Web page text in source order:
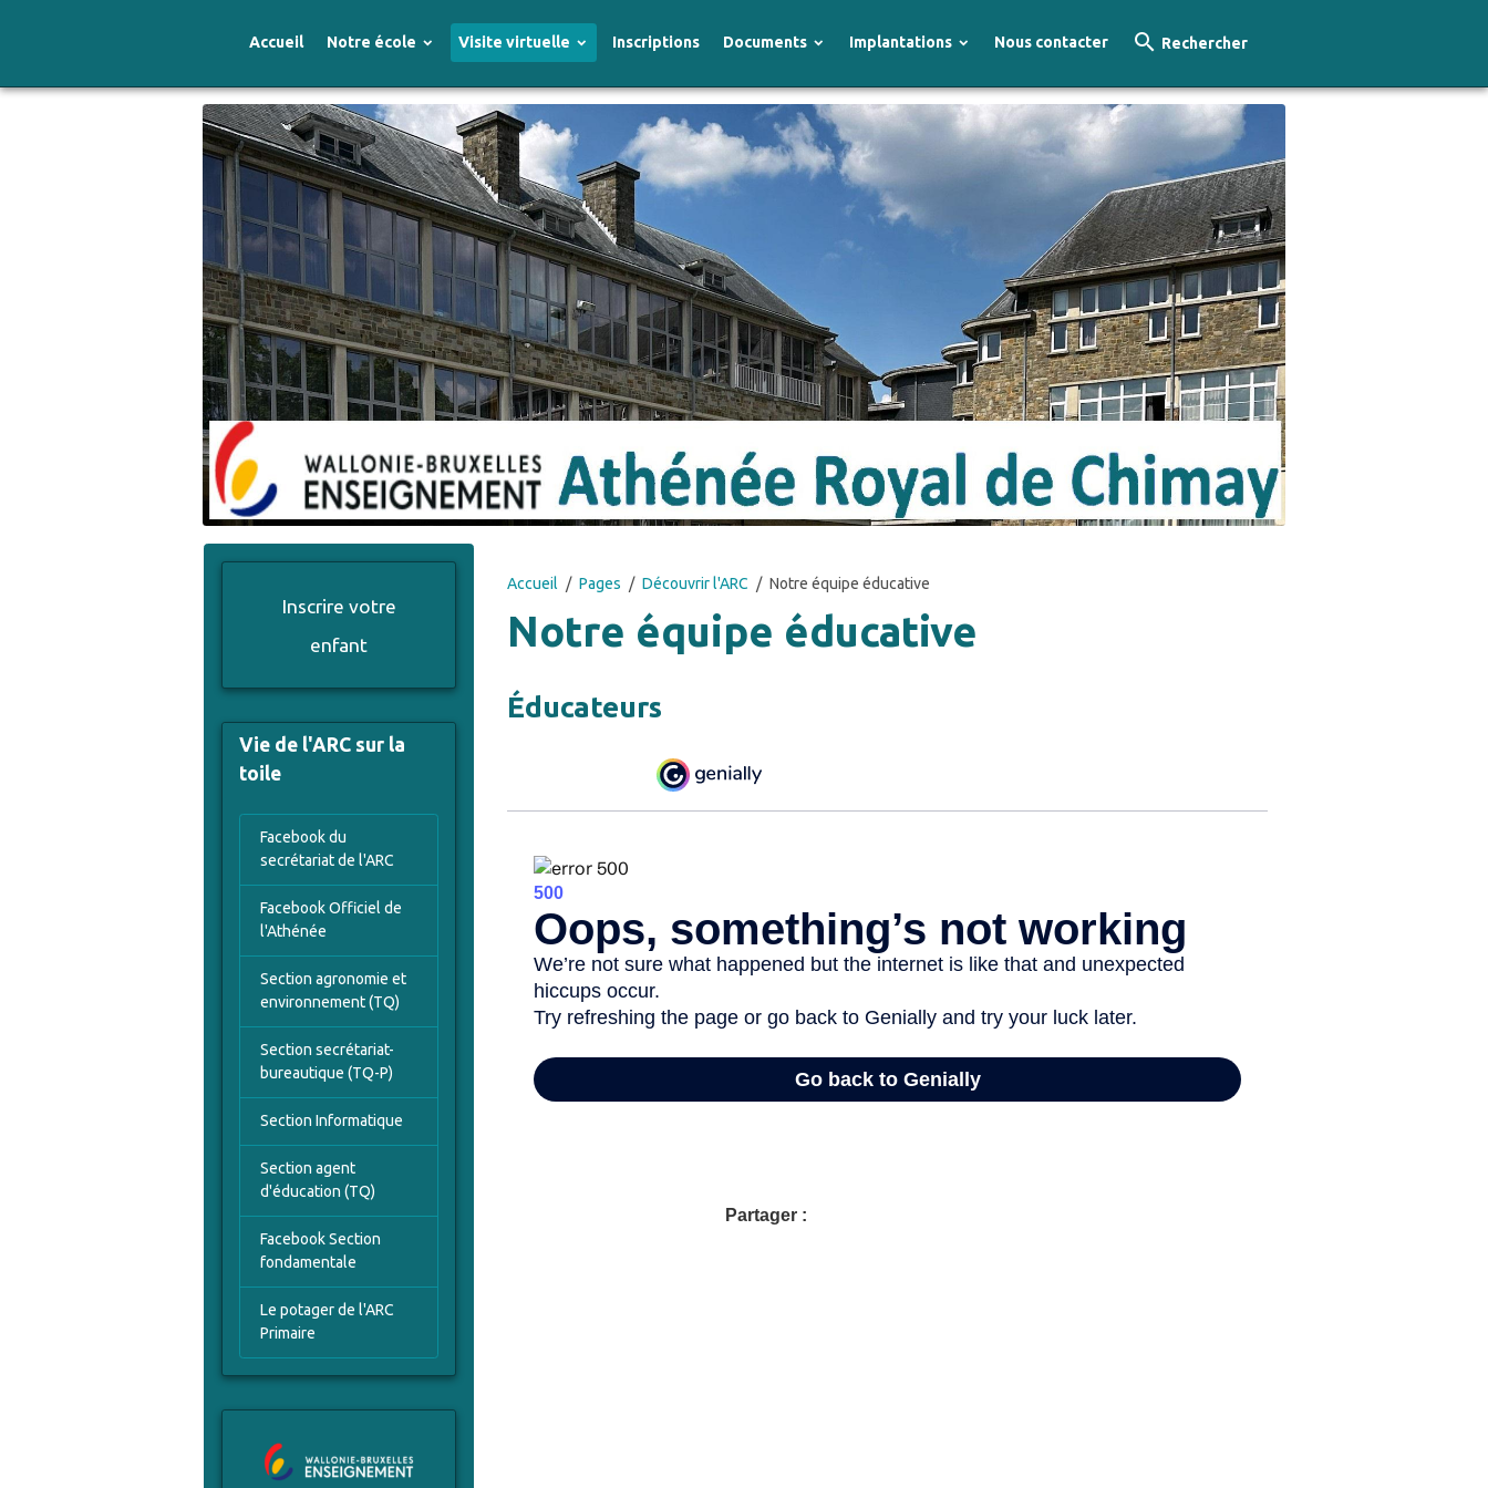
Accueil Notre école Visite virtuelle Inscriptions Documents Implantations Nous contacter Rechercher
Accueil Pages Découvrir l'ARC Notre équipe éducative
Notre équipe éducative
Éducateurs
Partager :
Inscrire votre
enfant
Vie de l'ARC sur la
toile
Facebook du
secrétariat de l'ARC
Facebook Officiel de
l'Athénée
Section agronomie et
environnement (TQ)
Section secrétariat-
bureautique (TQ-P)
Section Informatique
Section agent
d'éducation (TQ)
Facebook Section
fondamentale
Le potager de l'ARC
Primaire